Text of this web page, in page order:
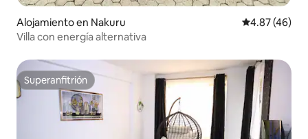
Alojamiento en Nakuru Calificación
4.87 (46)
Villa con energía alternativa
Superanfitrión
Superanfitrión